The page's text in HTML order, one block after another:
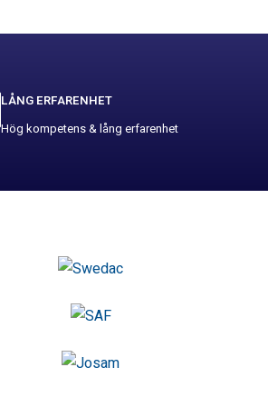
LÅNG ERFARENHET
Hög kompetens & lång erfarenhet